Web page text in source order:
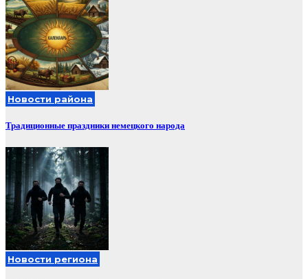
Новости района
Традиционные праздники немецкого народа
Новости региона